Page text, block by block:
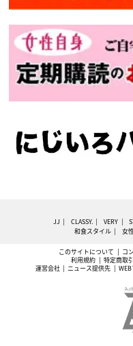
JJ CLASSY. VERY
和食スタイル
女
このサイトについて コ
利用規約
特定商取
運営会社
ニュース提供先